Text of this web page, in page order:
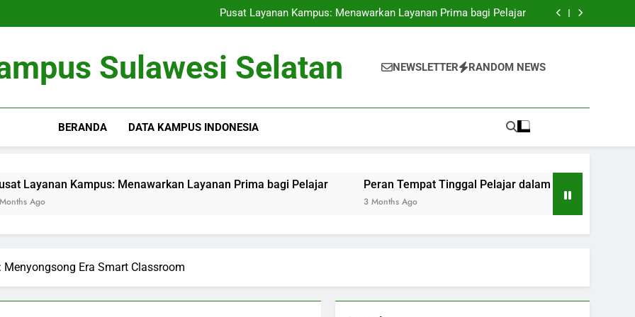
Dunia Internasional
Pusat Layanan Kampus: Menawarkan Layanan Prima bagi Pelajar
Peran Tempat Tinggal Pelajar dalam Peningkatan Sifat serta Kecerdasan
Dunia Internasional
Pusat Layanan Kampus: Menawarkan Layanan Prima bagi Pelajar
Peran Tempat Tinggal Pelajar dalam Peningkatan Sifat serta Kecerdasan
Sulawesi Selatan NEWSLETTER RANDOM NEWS
BERANDA DATA KAMPUS INDONESIA
Kampus: Menawarkan Layanan Prima bagi Pelajar Peran Tempat Tinggal Pelajar dalam Peningkatan Sifat serta
3 Months Ago
Era Smart Classroom